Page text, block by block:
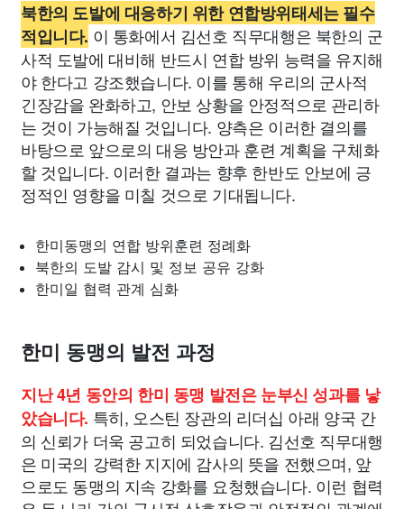
북한의 도발에 대응하기 위한 연합방위태세는 필수
적입니다. 이 통화에서 김선호 직무대행은 북한의 군
사적 도발에 대비해 반드시 연합 방위 능력을 유지해
야 한다고 강조했습니다. 이를 통해 우리의 군사적
긴장감을 완화하고, 안보 상황을 안정적으로 관리하
는 것이 가능해질 것입니다. 양측은 이러한 결의를
바탕으로 앞으로의 대응 방안과 훈련 계획을 구체화
할 것입니다. 이러한 결과는 향후 한반도 안보에 긍
정적인 영향을 미칠 것으로 기대됩니다.
한미동맹의 연합 방위훈련 정례화
북한의 도발 감시 및 정보 공유 강화
한미일 협력 관계 심화
한미 동맹의 발전 과정
지난 4년 동안의 한미 동맹 발전은 눈부신 성과를 낳
았습니다. 특히, 오스틴 장관의 리더십 아래 양국 간
의 신뢰가 더욱 공고히 되었습니다. 김선호 직무대행
은 미국의 강력한 지지에 감사의 뜻을 전했으며, 앞
으로도 동맹의 지속 강화를 요청했습니다. 이런 협력